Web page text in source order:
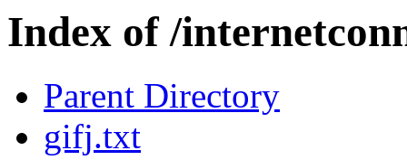
Index of /
Parent Directory
gifj.txt